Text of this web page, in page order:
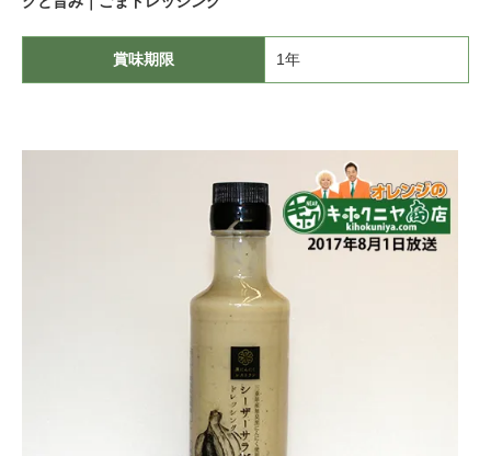
賞味期限 1年